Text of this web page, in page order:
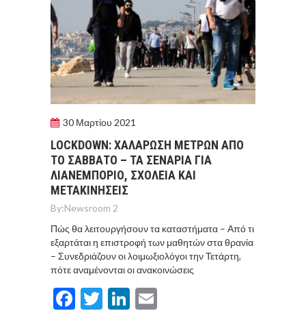
30 Μαρτίου 2021
LOCKDOWN: ΧΑΛΑΡΩΣΗ ΜΕΤΡΩΝ ΑΠΟ
ΤΟ ΣΑΒΒΑΤΟ – ΤΑ ΣΕΝΑΡΙΑ ΓΙΑ
ΛΙΑΝΕΜΠΟΡΙΟ, ΣΧΟΛΕΙΑ ΚΑΙ
ΜΕΤΑΚΙΝΗΣΕΙΣ
By:Newsroom 2
Πώς θα λειτουργήσουν τα καταστήματα – Από τι
εξαρτάται η επιστροφή των μαθητών στα θρανία
– Συνεδριάζουν οι λοιμωξιολόγοι την Τετάρτη,
πότε αναμένονται οι ανακοινώσεις
Facebook
TwitterLinkedIn